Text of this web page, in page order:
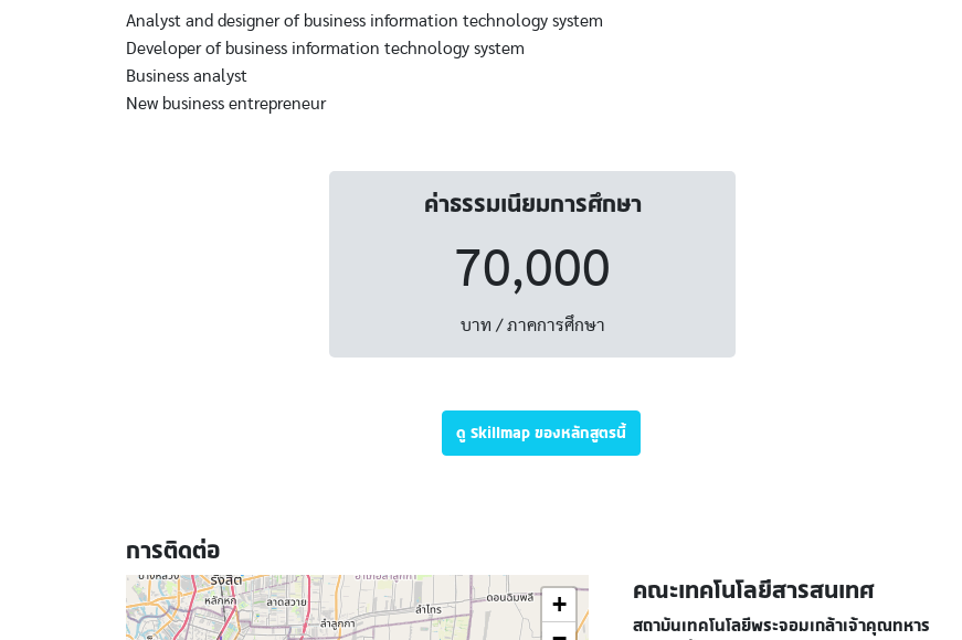
Analyst and designer of business information technology system
Developer of business information technology system
Business analyst
New business entrepreneur
ค่าธรรมเนียมการศึกษา
70,000
บาท / ภาคการศึกษา
ดู Skillmap ของหลักสูตรนี้
การติดต่อ
+
คณะเทคโนโลยีสารสนเทศ
สถาบันเทคโนโลยีพระจอมเกล้าเจ้าคุณทหาร